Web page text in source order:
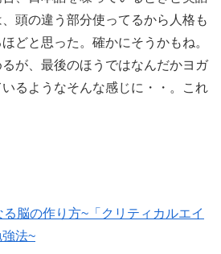
頭の違う部分使ってるから人格も
どと思った。確かにそうかもね。
が、最後のほうではなんだかヨガ
るようなそんな感じに・・。これ
脳の作り方~「クリティカルエイ
法~